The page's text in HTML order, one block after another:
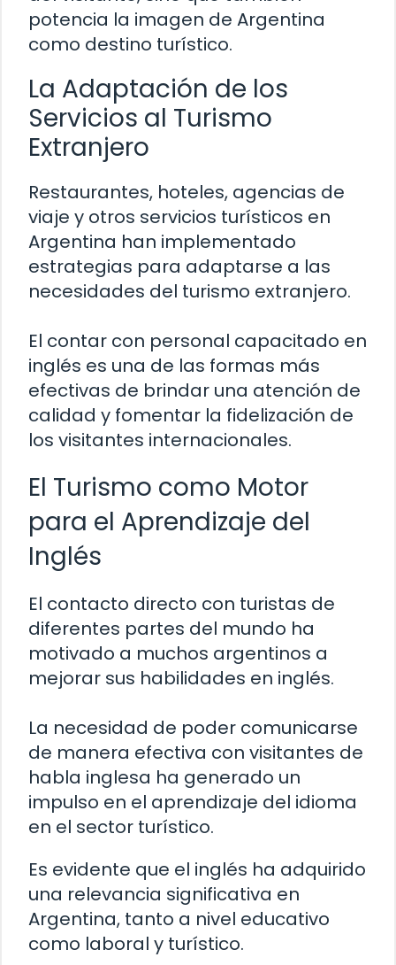
potencia la imagen de Argentina
como destino turístico.
La Adaptación de los
Servicios al Turismo
Extranjero
Restaurantes, hoteles, agencias de
viaje y otros servicios turísticos en
Argentina han implementado
estrategias para adaptarse a las
necesidades del turismo extranjero.
El contar con personal capacitado en
inglés es una de las formas más
efectivas de brindar una atención de
calidad y fomentar la fidelización de
los visitantes internacionales.
El Turismo como Motor
para el Aprendizaje del
Inglés
El contacto directo con turistas de
diferentes partes del mundo ha
motivado a muchos argentinos a
mejorar sus habilidades en inglés.
La necesidad de poder comunicarse
de manera efectiva con visitantes de
habla inglesa ha generado un
impulso en el aprendizaje del idioma
en el sector turístico.
Es evidente que el inglés ha adquirido
una relevancia significativa en
Argentina, tanto a nivel educativo
como laboral y turístico.